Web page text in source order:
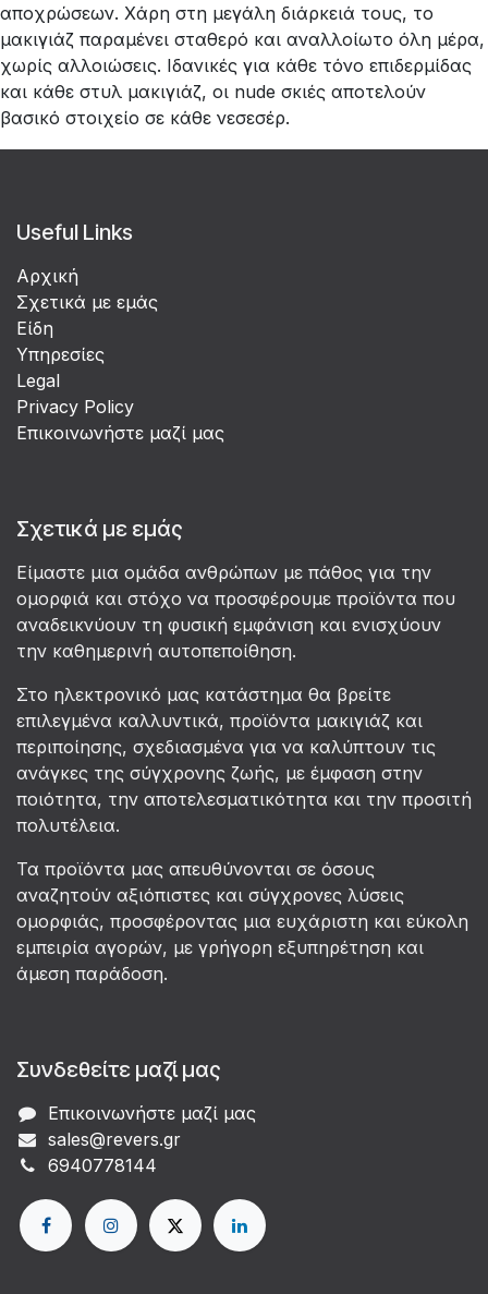
αποχρώσεων. Χάρη στη μεγάλη διάρκειά τους, το
μακιγιάζ παραμένει σταθερό και αναλλοίωτο όλη μέρα,
χωρίς αλλοιώσεις. Ιδανικές για κάθε τόνο επιδερμίδας
και κάθε στυλ μακιγιάζ, οι nude σκιές αποτελούν
βασικό στοιχείο σε κάθε νεσεσέρ.
Useful Links
Αρχική
Σχετικά με εμάς
Είδη
Υπηρεσίες
Legal
Privacy Policy
Επικοινωνήστε μαζί μας
Σχετικά με εμάς
Είμαστε μια ομάδα ανθρώπων με πάθος για την
ομορφιά και στόχο να προσφέρουμε προϊόντα που
αναδεικνύουν τη φυσική εμφάνιση και ενισχύουν
την καθημερινή αυτοπεποίθηση.
Στο ηλεκτρονικό μας κατάστημα θα βρείτε
επιλεγμένα καλλυντικά, προϊόντα μακιγιάζ και
περιποίησης, σχεδιασμένα για να καλύπτουν τις
ανάγκες της σύγχρονης ζωής, με έμφαση στην
ποιότητα, την αποτελεσματικότητα και την προσιτή
πολυτέλεια.
Τα προϊόντα μας απευθύνονται σε όσους
αναζητούν αξιόπιστες και σύγχρονες λύσεις
ομορφιάς, προσφέροντας μια ευχάριστη και εύκολη
εμπειρία αγορών, με γρήγορη εξυπηρέτηση και
άμεση παράδοση.
Συνδεθείτε μαζί μας
Επικοινωνήστε μαζί μας
sales@revers.gr
6940778144